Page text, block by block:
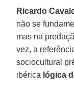
Ricardo
não se
mas na
vez, a
sociocultural
ibérica lógica